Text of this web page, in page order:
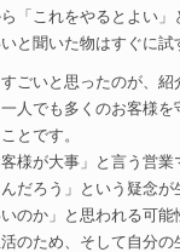
「これをやるとよい
と聞いた物はすぐに
ごいと思ったのが、
人でも多くのお客様
とです。
様が大事」と言う営
だろう」という疑念
のか」と思われる可能
のため、そして自分